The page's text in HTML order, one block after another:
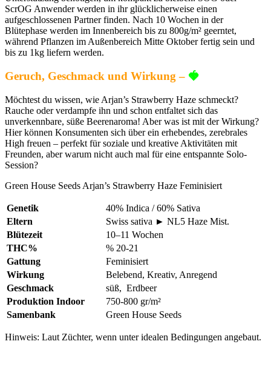
ScrOG Anwender werden in ihr glücklicherweise einen
aufgeschlossenen Partner finden. Nach 10 Wochen in der
Blütephase werden im Innenbereich bis zu 800g/m² geerntet,
während Pflanzen im Außenbereich Mitte Oktober fertig sein und
bis zu 1kg liefern werden.
Geruch, Geschmack und Wirkung – 🍓
Möchtest du wissen, wie Arjan’s Strawberry Haze schmeckt?
Rauche oder verdampfe ihn und schon entfaltet sich das
unverkennbare, süße Beerenaroma! Aber was ist mit der Wirkung?
Hier können Konsumenten sich über ein erhebendes, zerebrales
High freuen – perfekt für soziale und kreative Aktivitäten mit
Freunden, aber warum nicht auch mal für eine entspannte Solo-
Session?
Green House Seeds Arjan’s Strawberry Haze Feminisiert
Genetik
40% Indica / 60% Sativa
Eltern
Swiss sativa ► NL5 Haze Mist.
Blütezeit
10–11 Wochen
THC%
% 20-21
Gattung
Feminisiert
Wirkung
Belebend, Kreativ, Anregend
Geschmack
süß, Erdbeer
Produktion Indoor
750-800 gr/m²
Samenbank
Green House Seeds
Hinweis: Laut Züchter, wenn unter idealen Bedingungen angebaut.